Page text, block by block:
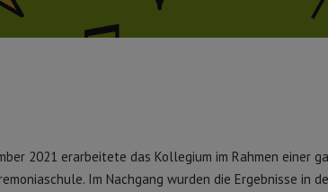
2021 erarbeitete das Kollegium im Rahmen
Im Nachgang wurden die Ergebnisse in